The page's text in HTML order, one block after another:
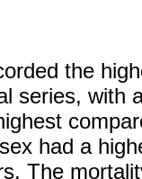
the
series, with
had a
The